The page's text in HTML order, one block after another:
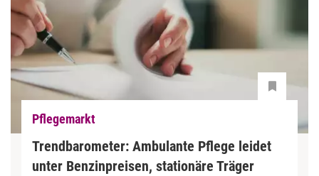
Pflegemarkt
Trendbarometer: Ambulante Pflege leidet
unter Benzinpreisen, stationäre Träger